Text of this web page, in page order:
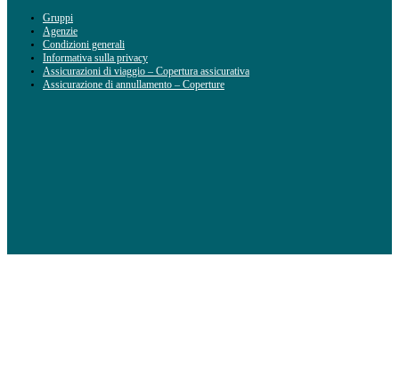
Gruppi
Agenzie
Condizioni generali
Informativa sulla privacy
Assicurazioni di viaggio – Copertura assicurativa
Assicurazione di annullamento – Coperture